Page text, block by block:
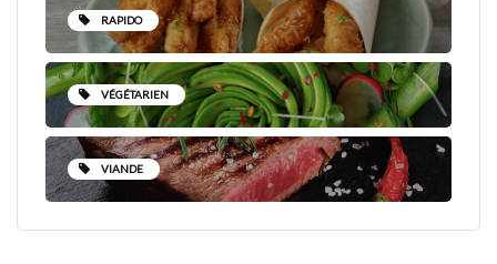
RAPIDO
VÉGÉTARIEN
VIANDE